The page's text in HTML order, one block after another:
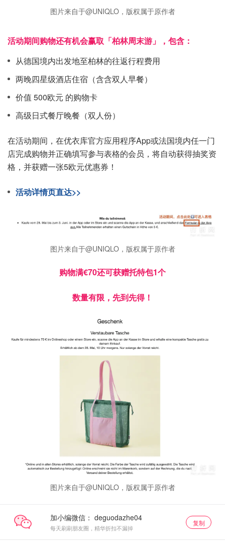
图片来自于@UNIQLO，版权属于原作者
活动期间购物还有机会赢取「柏林周末游」，包含：
从德国境内出发地至柏林的往返行程费用
两晚四星级酒店住宿（含含双人早餐）
价值 500欧元 的购物卡
高级日式餐厅晚餐（双人份）
在活动期间，在优衣库官方应用程序App或法国境内任一门
店完成购物并正确填写参与表格的会员，将自动获得抽奖资
格，并获赠一张5欧元优惠券！
活动详情页直达>>
图片来自于@UNIQLO，版权属于原作者
购物满€70还可获赠托特包1个
数量有限，先到先得！
图片来自于@UNIQLO，版权属于原作者
加小编微信：
每天刷刷朋友圈，精华折扣不漏掉
复制